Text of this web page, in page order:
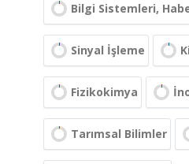
Bilgi Sistemleri,
Sinyal İşleme
Fizikokimya
Tarımsal Bilimler